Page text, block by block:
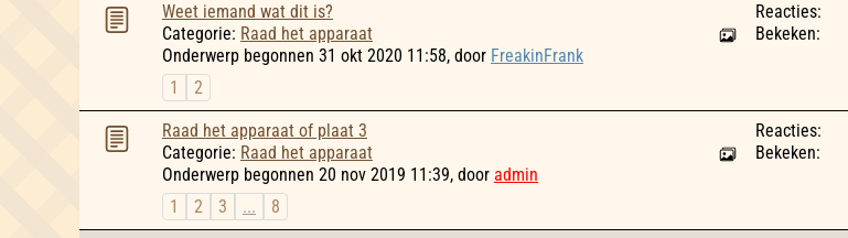
Weet iemand wat dit is?
Categorie: Raad het apparaat
Onderwerp begonnen 31 okt 2020 11:58, door FreakinFrank
1
2
Reacties:
Bekeken:
Raad het apparaat of plaat 3
Categorie: Raad het apparaat
Onderwerp begonnen 20 nov 2019 11:39, door admin
1
2 3 ... 8
Reacties:
Bekeken: